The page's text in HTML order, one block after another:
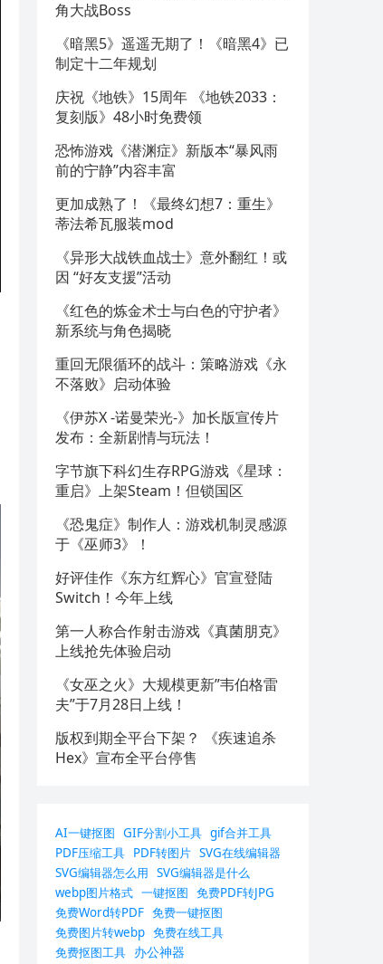
角大战Boss
《暗黑5》遥遥无期了！《暗黑4》已
制定十二年规划
庆祝《地铁》15周年 《地铁2033：
复刻版》48小时免费领
恐怖游戏《潜渊症》新版本“暴风雨
前的宁静”内容丰富
更加成熟了！《最终幻想7：重生》
蒂法希瓦服装mod
《异形大战铁血战士》意外翻红！或
因 “好友支援”活动
《红色的炼金术士与白色的守护者》
新系统与角色揭晓
重回无限循环的战斗：策略游戏《永
不落败》启动体验
《伊苏X -诺曼荣光-》加长版宣传片
发布：全新剧情与玩法！
字节旗下科幻生存RPG游戏《星球：
重启》上架Steam！但锁国区
《恐鬼症》制作人：游戏机制灵感源
于《巫师3》！
好评佳作《东方红辉心》官宣登陆
Switch！今年上线
第一人称合作射击游戏《真菌朋克》
上线抢先体验启动
《女巫之火》大规模更新”韦伯格雷
夫”于7月28日上线！
版权到期全平台下架？ 《疾速追杀
Hex》宣布全平台停售
AI一键抠图 GIF分割小工具 gif合并工具
PDF压缩工具 PDF转图片 SVG在线编辑器
SVG编辑器怎么用 SVG编辑器是什么
webp图片格式 一键抠图 免费PDF转JPG
免费Word转PDF 免费一键抠图
免费图片转webp 免费在线工具
免费抠图工具 办公神器